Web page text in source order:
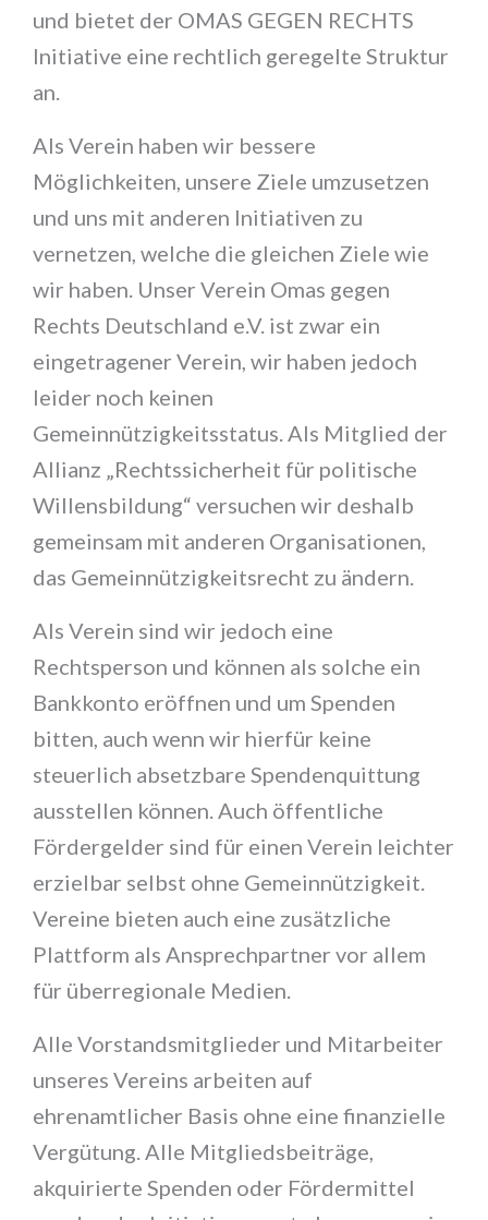
und bietet der OMAS GEGEN RECHTS
Initiative eine rechtlich geregelte Struktur
an.
Als Verein haben wir bessere
Möglichkeiten, unsere Ziele umzusetzen
und uns mit anderen Initiativen zu
vernetzen, welche die gleichen Ziele wie
wir haben. Unser Verein Omas gegen
Rechts Deutschland e.V. ist zwar ein
eingetragener Verein, wir haben jedoch
leider noch keinen
Gemeinnützigkeitsstatus. Als Mitglied der
Allianz „Rechtssicherheit für politische
Willensbildung“ versuchen wir deshalb
gemeinsam mit anderen Organisationen,
das Gemeinnützigkeitsrecht zu ändern.
Als Verein sind wir jedoch eine
Rechtsperson und können als solche ein
Bankkonto eröffnen und um Spenden
bitten, auch wenn wir hierfür keine
steuerlich absetzbare Spendenquittung
ausstellen können. Auch öffentliche
Fördergelder sind für einen Verein leichter
erzielbar selbst ohne Gemeinnützigkeit.
Vereine bieten auch eine zusätzliche
Plattform als Ansprechpartner vor allem
für überregionale Medien.
Alle Vorstandsmitglieder und Mitarbeiter
unseres Vereins arbeiten auf
ehrenamtlicher Basis ohne eine finanzielle
Vergütung. Alle Mitgliedsbeiträge,
akquirierte Spenden oder Fördermittel